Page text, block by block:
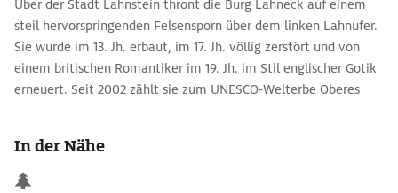
Über der Stadt Lahnstein thront die Burg Lahneck auf einem
steil hervorspringenden Felsensporn über dem linken Lahnufer.
Sie wurde im 13. Jh. erbaut, im 17. Jh. völlig zerstört und von
einem britischen Romantiker im 19. Jh. im Stil englischer Gotik
erneuert. Seit 2002 zählt sie zum UNESCO-Welterbe Oberes
In der Nähe